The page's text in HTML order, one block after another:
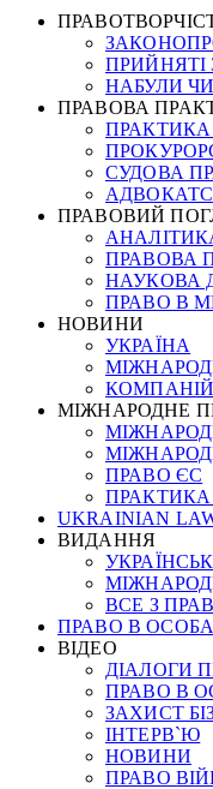
ПРИЙНЯТІ
НАБУЛИ
ПРАВОВА
СУДОВА
ПРАВОВИЙ
ПРАВОВА
НАУКОВА
ПРАВО В
НОВИНИ
УКРАЇНА
КОМПАНІЙ
МІЖНАРОДНЕ
ПРАВО ЄС
UKRAINIAN
ВИДАННЯ
ВСЕ З
ПРАВО В
ВІДЕО
ДІАЛОГИ
ПРАВО В
ЗАХИСТ
ІНТЕРВ`Ю
НОВИНИ
ПРАВО